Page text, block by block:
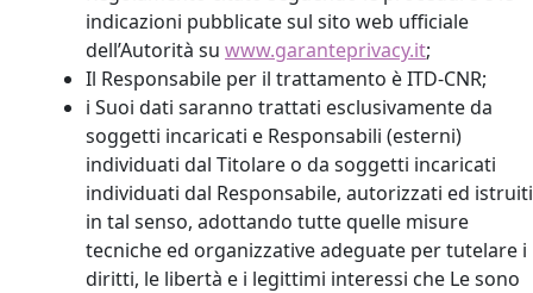
indicazioni pubblicate sul sito web ufficiale
dell’Autorità su www.garanteprivacy.it;
Il Responsabile per il trattamento è ITD-CNR;
i Suoi dati saranno trattati esclusivamente da
soggetti incaricati e Responsabili (esterni)
individuati dal Titolare o da soggetti incaricati
individuati dal Responsabile, autorizzati ed istruiti
in tal senso, adottando tutte quelle misure
tecniche ed organizzative adeguate per tutelare i
diritti, le libertà e i legittimi interessi che Le sono